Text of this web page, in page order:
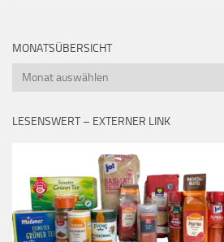
MONATSÜBERSICHT
Monatsübersicht
LESENSWERT – EXTERNER LINK